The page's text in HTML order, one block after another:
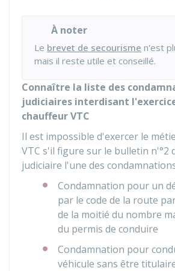
À noter
Le brevet de secourisme n'est
mais il reste utile et conseillé.
Connaître la liste des
judiciaires interdisant
chauffeur VTC
Il est impossible d'exercer le
VTC s'il figure sur le bulletin n'°2
judiciaire l'une des
Condamnation pour un
par le code de la route
de la moitié du nombre
du permis de conduire
Condamnation pour
véhicule sans être